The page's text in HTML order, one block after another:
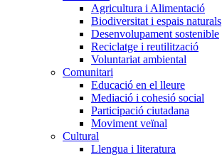
Agricultura i Alimentació
Biodiversitat i espais naturals
Desenvolupament sostenible
Reciclatge i reutilització
Voluntariat ambiental
Comunitari
Educació en el lleure
Mediació i cohesió social
Participació ciutadana
Moviment veïnal
Cultural
Llengua i literatura